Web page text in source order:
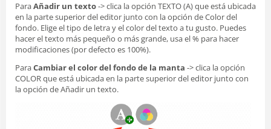
ParaAñadir un texto-> clica la opción TEXTO (A) que está ubicada
en la parte superior del editor junto con la opción de Color del
fondo. Elige el tipo de letra y el color del texto a tu gusto. Puedes
hacer el texto más pequeño o más grande, usa el % para hacer
modificaciones (por defecto es 100%).
ParaCambiar el color del fondo de la manta -> clica la opción
COLOR que está ubicada en la parte superior del editor junto con
la opción de Añadir un texto.